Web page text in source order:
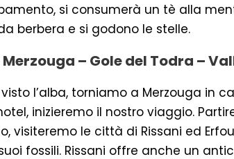
si consumerà un tè alla
berbera e si godono le stelle.
– Gole del Todra –
l’alba, torniamo a Merzouga in
inizieremo il nostro viaggio.
visiteremo le città di Rissani ed
fossili. Rissani offre anche un